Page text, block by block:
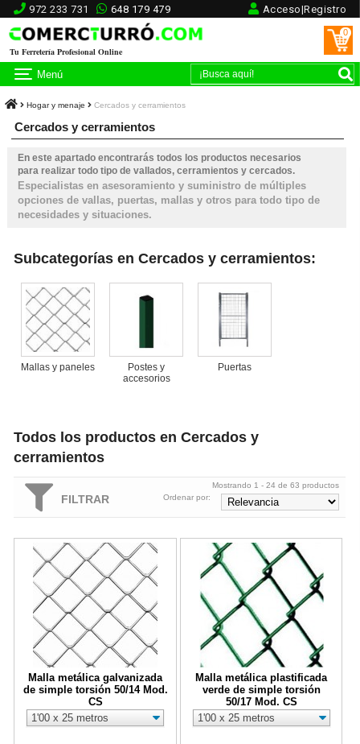
972 233 731 648 179 479 Acceso|Registro
Tu Ferretería Profesional Online
0
Menú
Hogar y menaje Cercados y cerramientos
Cercados y cerramientos
En este apartado encontrarás todos los productos necesarios
para realizar todo tipo de vallados, cerramientos y cercados.
Especialistas en asesoramiento y suministro de múltiples
opciones de vallas, puertas, mallas y otros para todo tipo de
necesidades y situaciones.
Subcategorías en Cercados y cerramientos:
Mallas y paneles
Postes y
accesorios
Puertas
Todos los productos en Cercados y
cerramientos
FILTRAR
Mostrando 1 - 24 de 63 productos
Ordenar por:
Malla metálica galvanizada
de simple torsión 50/14 Mod.
CS
Malla metálica galvanizada de simple torsión 50/14 Mod. CS
Malla metálica plastificada
verde de simple torsión
50/17 Mod. CS
Malla metálica plastificada